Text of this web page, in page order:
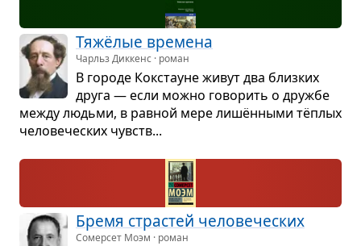
Тяжёлые вре­мена
Чарльз Диккенс · роман
В городе Кокстауне живут два близ­ких
друга — если можно гово­рить о дружбе
между людьми, в рав­ной мере лишён­ными тёплых
чело­ве­че­ских чувств...
Бремя стра­стей чело­ве­че­ских
Сомерсет Моэм · роман